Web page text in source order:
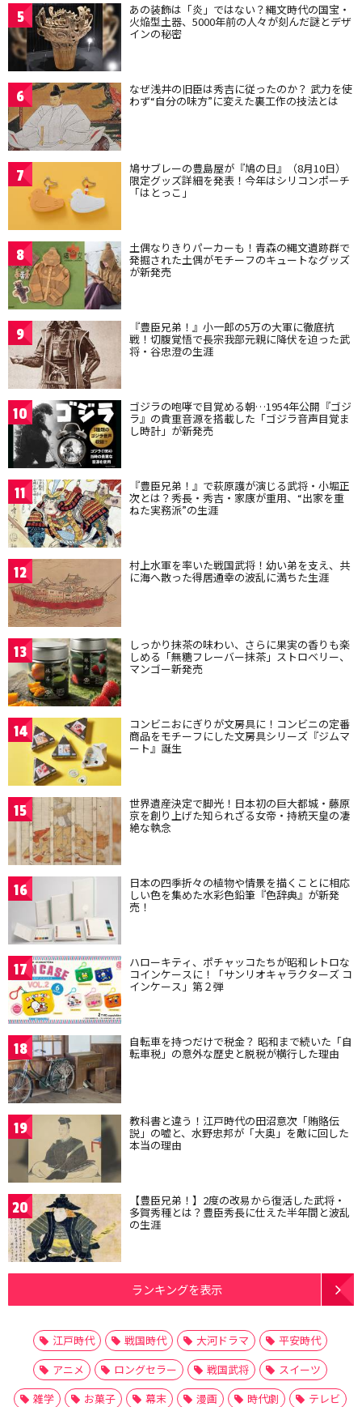
5 あの装飾は「炎」ではない？縄文時代の国宝・
火焔型土器、5000年前の人々が刻んだ謎とデザ
インの秘密
6 なぜ浅井の旧臣は秀吉に従ったのか？ 武力を使
わず“自分の味方”に変えた裏工作の技法とは
7 鳩サブレーの豊島屋が『鳩の日』（8月10日）
限定グッズ詳細を発表！今年はシリコンポーチ
「はとっこ」
8 土偶なりきりパーカーも！青森の縄文遺跡群で
発掘された土偶がモチーフのキュートなグッズ
が新発売
9 『豊臣兄弟！』小一郎の5万の大軍に徹底抗
戦！切腹覚悟で長宗我部元親に降伏を迫った武
将・谷忠澄の生涯
10 ゴジラの咆哮で目覚める朝…1954年公開『ゴジ
ラ』の貴重音源を搭載した「ゴジラ音声目覚ま
し時計」が新発売
11 『豊臣兄弟！』で萩原護が演じる武将・小堀正
次とは？秀長・秀吉・家康が重用、“出家を重
ねた実務派”の生涯
12 村上水軍を率いた戦国武将！幼い弟を支え、共
に海へ散った得居通幸の波乱に満ちた生涯
13 しっかり抹茶の味わい、さらに果実の香りも楽
しめる「無糖フレーバー抹茶」ストロベリー、
マンゴー新発売
14 コンビニおにぎりが文房具に！コンビニの定番
商品をモチーフにした文房具シリーズ『ジムマ
ート』誕生
15 世界遺産決定で脚光！日本初の巨大都城・藤原
京を創り上げた知られざる女帝・持統天皇の凄
絶な執念
16 日本の四季折々の植物や情景を描くことに相応
しい色を集めた水彩色鉛筆『色辞典』が新発
売！
17 ハローキティ、ポチャッコたちが昭和レトロな
コインケースに！「サンリオキャラクターズ コ
インケース」第２弾
18 自転車を持つだけで税金？ 昭和まで続いた「自
転車税」の意外な歴史と脱税が横行した理由
19 教科書と違う！江戸時代の田沼意次「賄賂伝
説」の嘘と、水野忠邦が「大奥」を敵に回した
本当の理由
20 【豊臣兄弟！】2度の改易から復活した武将・
多賀秀種とは？豊臣秀長に仕えた半年間と波乱
の生涯
ランキングを表示
江戸時代 戦国時代 大河ドラマ
平安時代
アニメ
ロングセラー 戦国武将
スイーツ
雑学
お菓子 幕末 漫画 時代劇
テレビ